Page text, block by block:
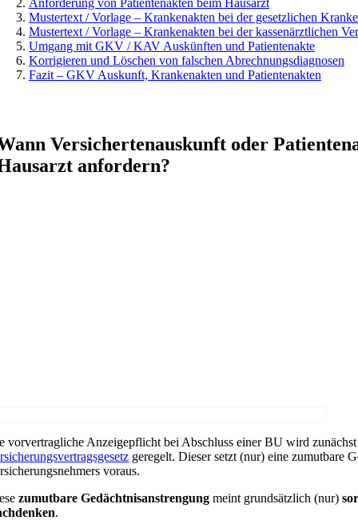
Anforderung von Patientenakten beim Hausarzt
Mustertext / Vorlage – Krankenakten bei der gesetzlichen
Mustertext / Vorlage – Krankenakten bei der kassenärztlichen
Umgang mit GKV / KAV Auskünften und Patientenakte
Korrigieren und Löschen von falschen Abrechnungsdiagnosen
Fazit – GKV Auskunft, Krankenakten und Patientenakten
Versichertenauskunft oder
anfordern?
vorvertragliche Anzeigepflicht bei Abschluss einer BU wird
geregelt. Dieser setzt (nur) eine zumutbare
voraus.
zumutbare Gedächtnisanstrengung meint grundsätzlich (nur)
.